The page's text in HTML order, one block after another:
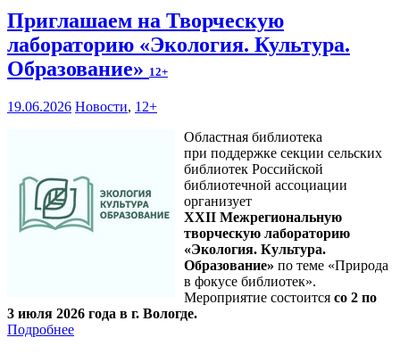
Приглашаем на Творческую
лабораторию «Экология. Культура.
Образование» 12+
19.06.2026 Новости, 12+
Областная библиотека
при поддержке секции сельских
библиотек Российской
библиотечной ассоциации
организует
XXII Межрегиональную
творческую лабораторию
«Экология. Культура.
Образование» по теме «Природа
в фокусе библиотек».
Мероприятие состоится со 2 по
3 июля 2026 года в г. Вологде.
Подробнее